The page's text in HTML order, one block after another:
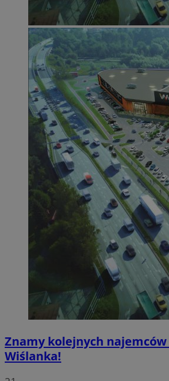
Znamy kolejnych
Wiślanka!